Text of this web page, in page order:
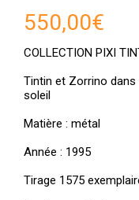
550,00€
COLLECTION PIXI
Tintin et Zorrino dans
soleil
Matière : métal
Année : 1995
Tirage 1575